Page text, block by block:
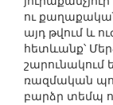
ու
այդ թվում և
հետևանք՝
շարունակում
ռազմական
բարձր տեմպ